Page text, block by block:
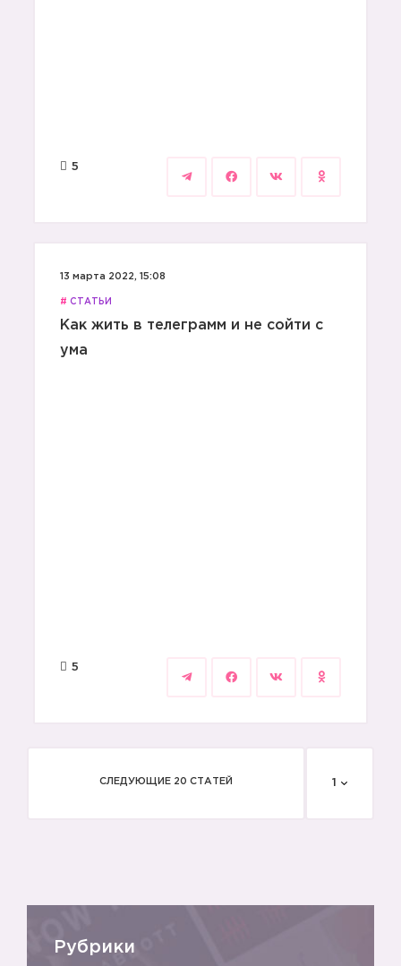
5
13 марта 2022, 15:08
# СТАТЬИ
Как жить в телеграмм и не сойти с
ума
5
СЛЕДУЮЩИЕ 20 СТАТЕЙ 1
Рубрики